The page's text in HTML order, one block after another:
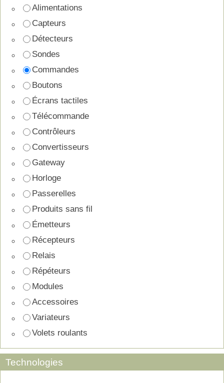
Alimentations
Capteurs
Détecteurs
Sondes
Commandes
Boutons
Écrans tactiles
Télécommande
Contrôleurs
Convertisseurs
Gateway
Horloge
Passerelles
Produits sans fil
Émetteurs
Récepteurs
Relais
Répéteurs
Modules
Accessoires
Variateurs
Volets roulants
Technologies